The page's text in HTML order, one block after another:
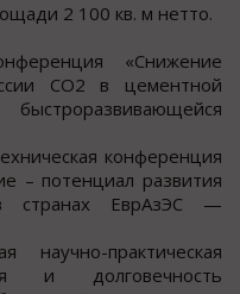
2 100 кв. м нетто.
«Снижение
CO2 в цементной
конференция
– потенциал развития
странах ЕврАзЭС —
практическая
и долговечность